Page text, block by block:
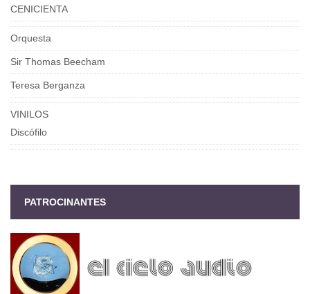
CENICIENTA
Orquesta
Sir Thomas Beecham
Teresa Berganza
VINILOS
Discófilo
PATROCINANTES